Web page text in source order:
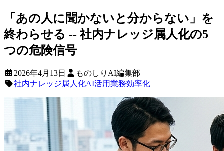
「あの人に聞かないと分からない」を
終わらせる -- 社内ナレッジ属人化の5
つの危険信号
2026年4月13日
ものしりAI編集部
社内ナレッジ属人化AI活用業務効率化